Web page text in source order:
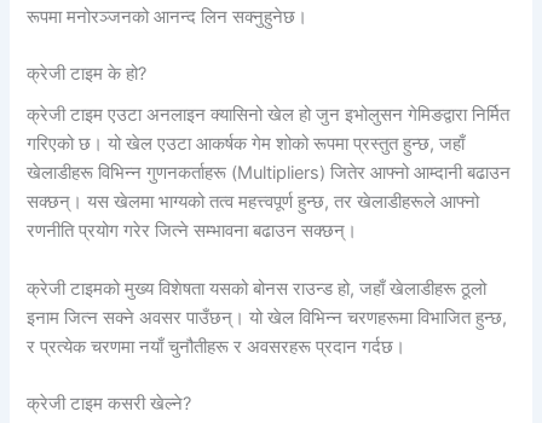
रूपमा मनोरञ्जनको आनन्द लिन सक्नुहुनेछ।
क्रेजी टाइम के हो?
क्रेजी टाइम एउटा अनलाइन क्यासिनो खेल हो जुन इभोलुसन गेमिङद्वारा निर्मित
गरिएको छ। यो खेल एउटा आकर्षक गेम शोको रूपमा प्रस्तुत हुन्छ, जहाँ
खेलाडीहरू विभिन्न गुणनकर्ताहरू (Multipliers) जितेर आफ्नो आम्दानी बढाउन
सक्छन्। यस खेलमा भाग्यको तत्व महत्त्वपूर्ण हुन्छ, तर खेलाडीहरूले आफ्नो
रणनीति प्रयोग गरेर जित्ने सम्भावना बढाउन सक्छन्।
क्रेजी टाइमको मुख्य विशेषता यसको बोनस राउन्ड हो, जहाँ खेलाडीहरू ठूलो
इनाम जित्न सक्ने अवसर पाउँछन्। यो खेल विभिन्न चरणहरूमा विभाजित हुन्छ,
र प्रत्येक चरणमा नयाँ चुनौतीहरू र अवसरहरू प्रदान गर्दछ।
क्रेजी टाइम कसरी खेल्ने?